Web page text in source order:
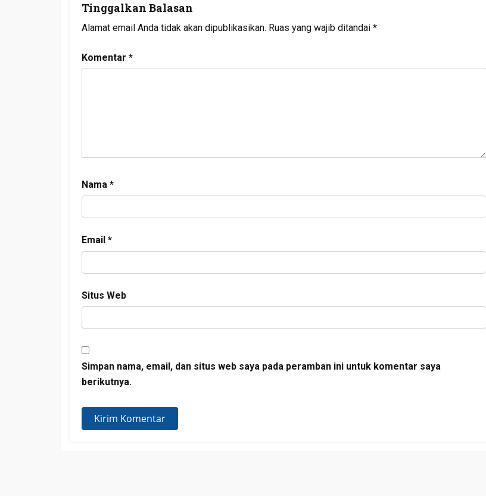
Tinggalkan Balasan
Alamat email Anda tidak akan dipublikasikan. Ruas yang wajib ditandai *
Komentar *
Nama *
Email *
Situs Web
Simpan nama, email, dan situs web saya pada peramban ini untuk komentar saya
berikutnya.